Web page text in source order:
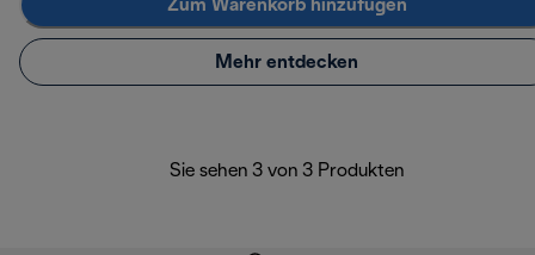
Zum Warenkorb hinzufügen
Mehr entdecken
Sie sehen 3 von 3 Produkten